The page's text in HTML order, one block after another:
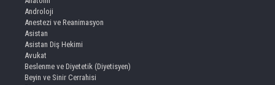
Androloji
Anestezi ve Reanimasyon
Asistan
Asistan Diş Hekimi
Avukat
Beslenme ve Diyetetik (Diyetisyen)
Beyin ve Sinir Cerrahisi